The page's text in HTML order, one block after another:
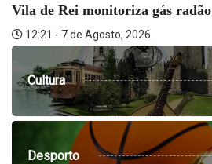
Vila de Rei monitoriza gás radão
12:21 - 7 de Agosto, 2026
Cultura
Desporto